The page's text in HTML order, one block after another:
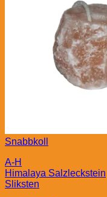
Snabbkoll
A-H
Himalaya Salzleckstein
Sliksten